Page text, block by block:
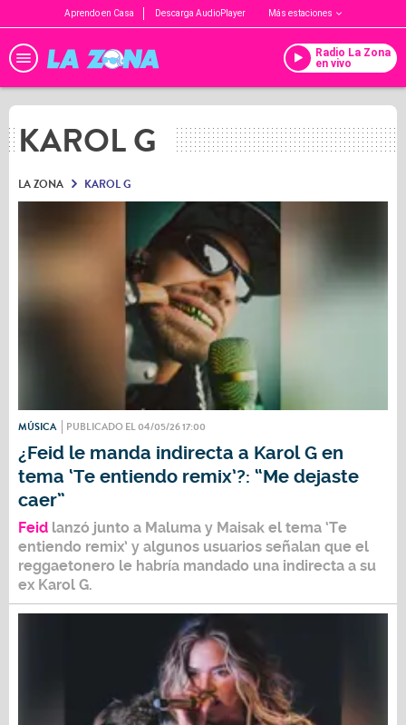
Aprendo en Casa Descarga AudioPlayer Más estaciones
Radio La Zona
en vivo
KAROL G
LA ZONA KAROL G
MÚSICA PUBLICADO EL 04/05/26 17:00
¿Feid le manda indirecta a Karol G en
tema ‘Te entiendo remix’?: “Me dejaste
caer”
Feid lanzó junto a Maluma y Maisak el tema ‘Te
entiendo remix’ y algunos usuarios señalan que el
reggaetonero le habría mandado una indirecta a su
ex Karol G.